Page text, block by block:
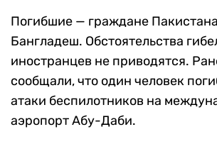
Погибшие — граждане
Бангладеш. Обстоятельства
иностранцев не приводятся.
сообщали, что один человек
атаки беспилотников на
аэропорт Абу-Даби.